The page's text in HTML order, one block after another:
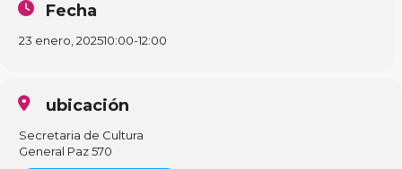
Fecha
23 enero, 202510:00-12:00
ubicación
Secretaria de Cultura
General Paz 570